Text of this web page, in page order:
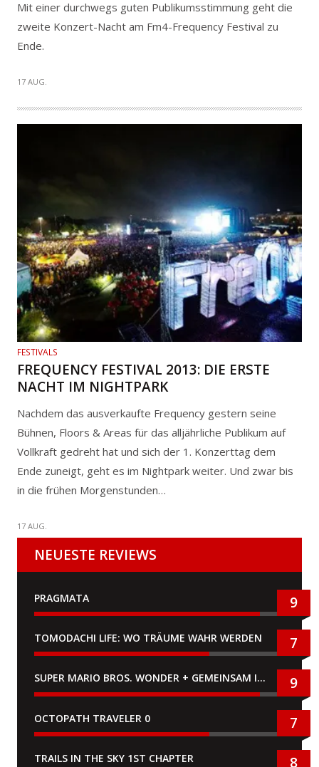
Mit einer durchwegs guten Publikumsstimmung geht die
zweite Konzert-Nacht am Fm4-Frequency Festival zu
Ende.
17 AUG.
FESTIVALS
FREQUENCY FESTIVAL 2013: DIE ERSTE
NACHT IM NIGHTPARK
Nachdem das ausverkaufte Frequency gestern seine
Bühnen, Floors & Areas für das alljährliche Publikum auf
Vollkraft gedreht hat und sich der 1. Konzerttag dem
Ende zuneigt, geht es im Nightpark weiter. Und zwar bis
in die frühen Morgenstunden…
17 AUG.
NEUESTE REVIEWS
PRAGMATA 9
TOMODACHI LIFE: WO TRÄUME WAHR WERDEN 7
SUPER MARIO BROS. WONDER + GEMEINSAM IM BELLABEL-PARK 9
OCTOPATH TRAVELER 0 7
TRAILS IN THE SKY 1ST CHAPTER 8